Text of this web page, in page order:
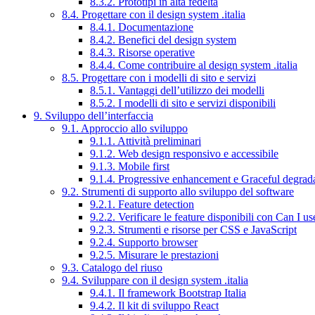
8.4. Progettare con il design system .italia
8.4.1. Documentazione
8.4.2. Benefici del design system
8.4.3. Risorse operative
8.4.4. Come contribuire al design system .italia
8.5. Progettare con i modelli di sito e servizi
8.5.1. Vantaggi dell’utilizzo dei modelli
8.5.2. I modelli di sito e servizi disponibili
9. Sviluppo dell’interfaccia
9.1. Approccio allo sviluppo
9.1.1. Attività preliminari
9.1.2. Web design responsivo e accessibile
9.1.3. Mobile first
9.1.4. Progressive enhancement e Graceful
9.2. Strumenti di supporto allo sviluppo del software
9.2.1. Feature detection
9.2.2. Verificare le feature disponibili con Can I
9.2.3. Strumenti e risorse per CSS e JavaScript
9.2.4. Supporto browser
9.2.5. Misurare le prestazioni
9.3. Catalogo del riuso
9.4. Sviluppare con il design system .italia
9.4.1. Il framework Bootstrap Italia
9.4.2. Il kit di sviluppo React